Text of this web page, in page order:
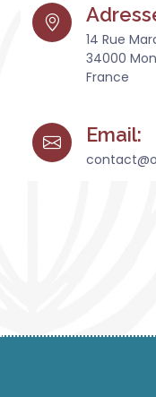
14 Rue
34000
France
Email: